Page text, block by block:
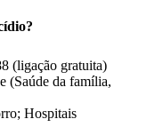
(ligação gratuita)
(Saúde da família,
Hospitais